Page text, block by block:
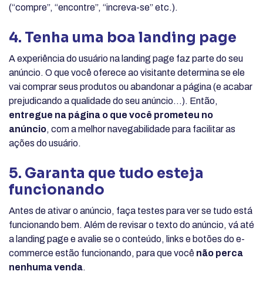
(“compre”, “encontre”, “increva-se” etc.).
4. Tenha uma boa landing page
A experiência do usuário na landing page faz parte do seu
anúncio. O que você oferece ao visitante determina se ele
vai comprar seus produtos ou abandonar a página (e acabar
prejudicando a qualidade do seu anúncio…). Então,
entregue na página o que você prometeu no
anúncio, com a melhor navegabilidade para facilitar as
ações do usuário.
5. Garanta que tudo esteja
funcionando
Antes de ativar o anúncio, faça testes para ver se tudo está
funcionando bem. Além de revisar o texto do anúncio, vá até
a landing page e avalie se o conteúdo, links e botões do e-
commerce estão funcionando, para que você não perca
nenhuma venda.